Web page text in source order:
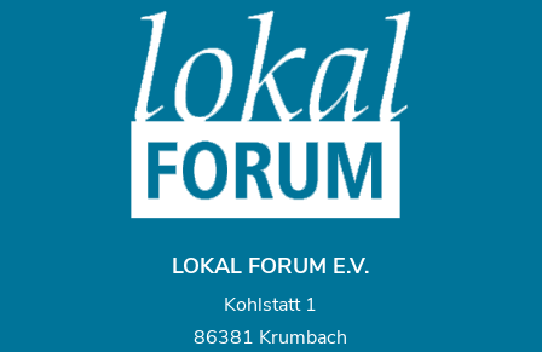
LOKAL FORUM E.V.
Kohlstatt 1
86381 Krumbach